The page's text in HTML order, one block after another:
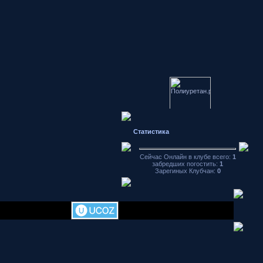
форум
частное фото
видео чат
аваторы
Статистика
Сейчас Онлайн в клубе всего: 1
забредших погостить: 1
Зарегиных Клубчан: 0